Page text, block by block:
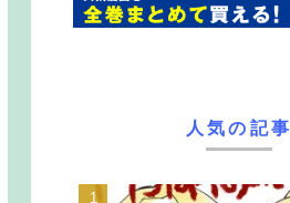
人気の記事